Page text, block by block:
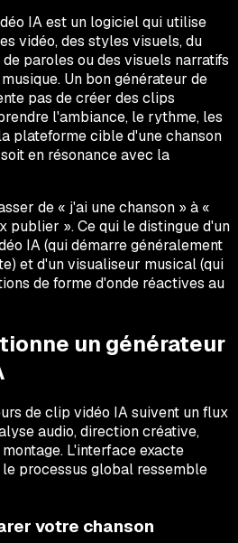
IA est un logiciel qui utilise
vidéo, des styles visuels, du
paroles ou des visuels narratifs
Un bon générateur de
pas de créer des clips
l'ambiance, le rythme, les
plateforme cible d'une chanson
en résonance avec la
de « j'ai une chanson » à «
publier ». Ce qui le distingue d'un
IA (qui démarre généralement
et d'un visualiseur musical (qui
de forme d'onde réactives au
un générateur
de clip vidéo IA suivent un flux
audio, direction créative,
L'interface exacte
processus global ressemble
votre chanson